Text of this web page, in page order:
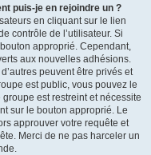
puis-je en rejoindre un ?
en cliquant sur le lien
contrôle de l’utilisateur. Si
approprié. Cependant,
aux nouvelles adhésions.
peuvent être privés et
est public, vous pouvez le
est restreint et nécessite
sur le bouton approprié. Le
approuver votre requête et
Merci de ne pas harceler un